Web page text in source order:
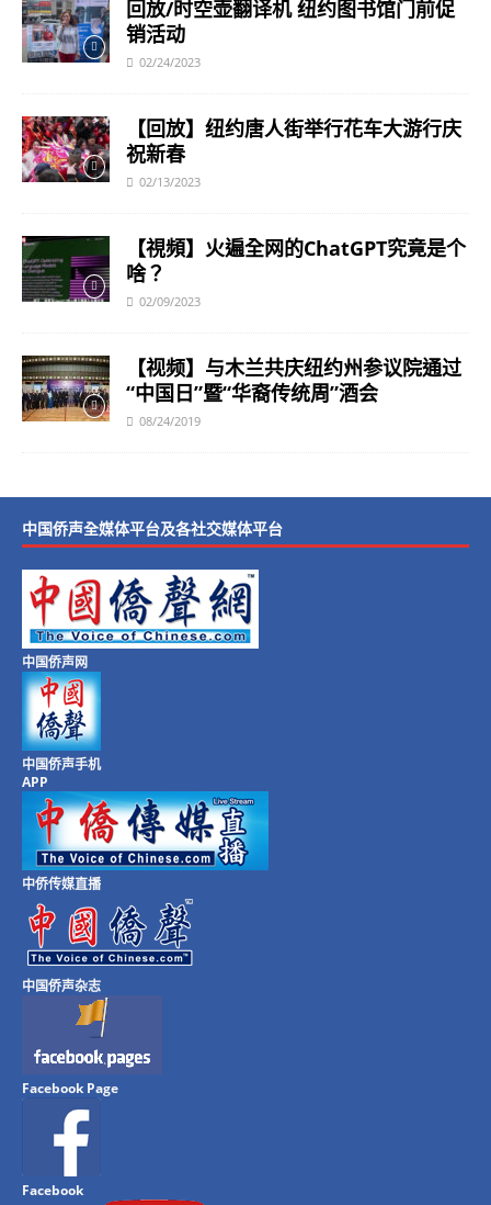
回放/时空壶翻译机 纽约图书馆门前促
销活动
02/24/2023
【回放】纽约唐人街举行花车大游行庆
祝新春
02/13/2023
【視頻】火遍全网的ChatGPT究竟是个
啥？
02/09/2023
【视频】与木兰共庆纽约州参议院通过
“中国日”暨“华裔传统周”酒会
08/24/2019
中国侨声全媒体平台及各社交媒体平台
中国侨声网
中国侨声手机
APP
中侨传媒直播
中国侨声杂志
Facebook Page
Facebook